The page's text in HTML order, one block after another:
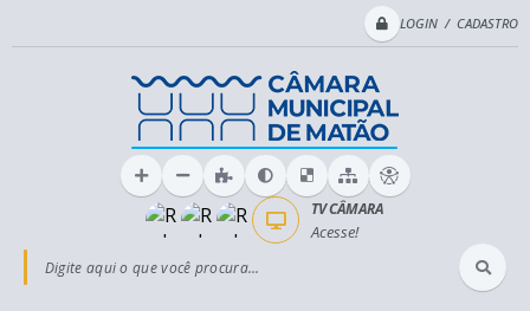
LOGIN / CADASTRO
Digite aqui o que você procura...
TV CÂMARA
Acesse!